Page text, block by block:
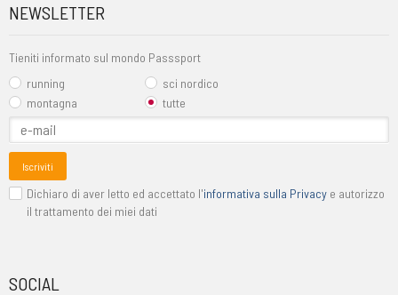
NEWSLETTER
Tieniti informato sul mondo Passsport
running
sci nordico
montagna
tutte
Iscriviti
Dichiaro di aver letto ed accettato l'informativa sulla Privacy e autorizzo
il trattamento dei miei dati
SOCIAL